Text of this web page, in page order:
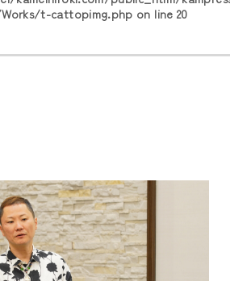
t-cattopimg.php on line20